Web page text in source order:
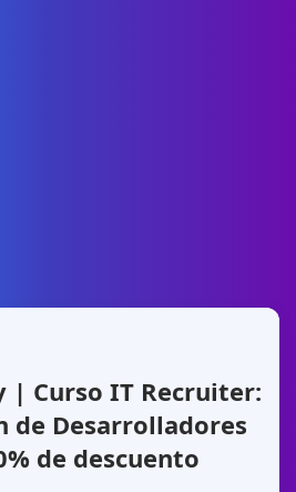
| Curso IT Recruiter:
de Desarrolladores
de descuento